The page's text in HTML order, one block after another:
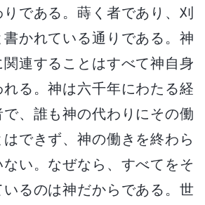
である。蒔く者であり、刈
かれている通りである。神
連することはすべて神自身
る。神は六千年にわたる経
、誰も神の代わりにその働
できず、神の働きを終わら
い。なぜなら、すべてをそ
るのは神だからである。世